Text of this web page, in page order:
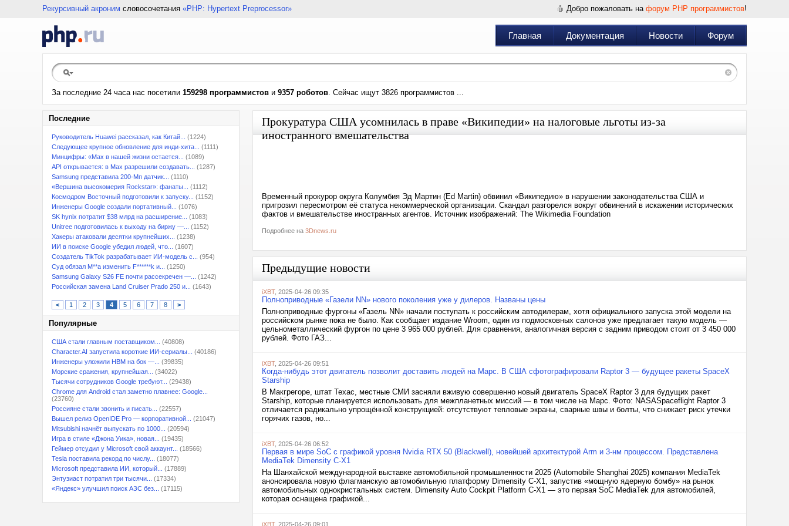
Рекурсивный акроним словосочетания «PHP: Hypertext Preprocessor» Добро пожаловать на форум PHP программистов!
Главная Документация Новости Форум
За последние 24 часа нас посетили 159298 программистов и 9357 роботов. Сейчас ищут 3826 программистов ...
Последние
Руководитель Huawei рассказал, как Китай...
(1224)
Следующее крупное обновление для инди-хита...
(1111)
Минцифры: «Max в нашей жизни остается...
(1089)
API открывается: в Max разрешили создавать...
(1287)
Samsung представила 200-Мп датчик...
(1110)
«Вершина высокомерия Rockstar»: фанаты...
(1112)
Космодром Восточный подготовили к запуску...
(1152)
Инженеры Google создали портативный...
(1076)
SK hynix потратит $38 млрд на расширение...
(1083)
Unitree подготовилась к выходу на биржу —...
(1152)
Хакеры атаковали десятки крупнейших...
(1238)
ИИ в поиске Google убедил людей, что...
(1607)
Создатель TikTok разрабатывает ИИ-модель с...
(954)
Суд обязал M**a изменить F******k и...
(1250)
Samsung Galaxy S26 FE почти рассекречен —...
(1242)
Российская замена Land Cruiser Prado 250 и...
(1643)
< 1 2 3 4 5 6 7 8 >
Популярные
США стали главным поставщиком...
(40808)
Character.AI запустила короткие ИИ-сериалы...
(40186)
Инженеры уложили HBM на бок —...
(39835)
Морские сражения, крупнейшая...
(34022)
Тысячи сотрудников Google требуют...
(29438)
Chrome для Android стал заметно плавнее: Google...
(23760)
Россияне стали звонить и писать...
(22557)
Вышел релиз OpenIDE Pro — корпоративной...
(21047)
Mitsubishi начнёт выпускать по 1000...
(20594)
Игра в стиле «Джона Уика», новая...
(19435)
Геймер отсудил у Microsoft свой аккаунт...
(18566)
Tesla поставила рекорд по числу...
(18077)
Microsoft представила ИИ, который...
(17889)
Энтузиаст потратил три тысячи...
(17334)
«Яндекс» улучшил поиск АЗС без...
(17115)
Прокуратура США усомнилась в праве «Википедии» на налоговые льготы из-за
иностранного вмешательства
Временный прокурор округа Колумбия Эд Мартин (Ed Martin) обвинил «Википедию» в нарушении законодательства США и
пригрозил пересмотром её статуса некоммерческой организации. Скандал разгорелся вокруг обвинений в искажении исторических
фактов и вмешательстве иностранных агентов. Источник изображений: The Wikimedia Foundation
Подробнее на 3Dnews.ru
Предыдущие новости
iXBT, 2025-04-26 09:35
Полноприводные «Газели NN» нового поколения уже у дилеров. Названы цены
Полноприводные фургоны «Газель NN» начали поступать к российским автодилерам, хотя официального запуска этой модели на
российском рынке пока не было. Как сообщает издание Wroom, один из подмосковных салонов уже предлагает такую модель —
цельнометаллический фургон по цене 3 965 000 рублей. Для сравнения, аналогичная версия с задним приводом стоит от 3 450 000
рублей. Фото ГАЗ...
iXBT, 2025-04-26 09:51
Когда-нибудь этот двигатель позволит доставить людей на Марс. В США сфотографировали Raptor 3 — будущее ракеты SpaceX
Starship
В Макгрегоре, штат Техас, местные СМИ засняли вживую совершенно новый двигатель SpaceX Raptor 3 для будущих ракет
Starship, которые планируется использовать для межпланетных миссий — в том числе на Марс. Фото: NASASpaceflight Raptor 3
отличается радикально упрощённой конструкцией: отсутствуют тепловые экраны, сварные швы и болты, что снижает риск утечки
горячих газов, но...
iXBT, 2025-04-26 06:52
Первая в мире SoC с графикой уровня Nvidia RTX 50 (Blackwell), новейшей архитектурой Arm и 3-нм процессом. Представлена
MediaTek Dimensity C-X1
На Шанхайской международной выставке автомобильной промышленности 2025 (Automobile Shanghai 2025) компания MediaTek
анонсировала новую флагманскую автомобильную платформу Dimensity C-X1, запустив «мощную ядерную бомбу» на рынок
автомобильных однокристальных систем. Dimensity Auto Cockpit Platform C-X1 — это первая SoC MediaTek для автомобилей,
которая оснащена графикой...
iXBT, 2025-04-26 09:01